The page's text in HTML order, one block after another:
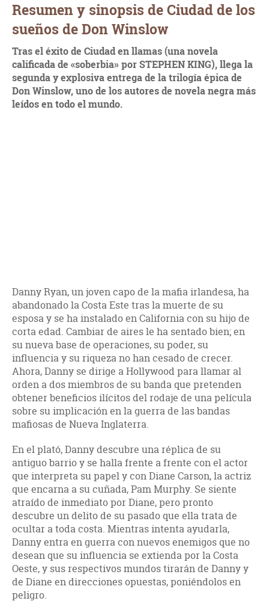
Resumen y sinopsis de Ciudad de los
sueños de Don Winslow
Tras el éxito de Ciudad en llamas (una novela
calificada de «soberbia» por STEPHEN KING), llega la
segunda y explosiva entrega de la trilogía épica de
Don Winslow, uno de los autores de novela negra más
leídos en todo el mundo.
Danny Ryan, un joven capo de la mafia irlandesa, ha
abandonado la Costa Este tras la muerte de su
esposa y se ha instalado en California con su hijo de
corta edad. Cambiar de aires le ha sentado bien; en
su nueva base de operaciones, su poder, su
influencia y su riqueza no han cesado de crecer.
Ahora, Danny se dirige a Hollywood para llamar al
orden a dos miembros de su banda que pretenden
obtener beneficios ilícitos del rodaje de una película
sobre su implicación en la guerra de las bandas
mafiosas de Nueva Inglaterra.
En el plató, Danny descubre una réplica de su
antiguo barrio y se halla frente a frente con el actor
que interpreta su papel y con Diane Carson, la actriz
que encarna a su cuñada, Pam Murphy. Se siente
atraído de inmediato por Diane, pero pronto
descubre un delito de su pasado que ella trata de
ocultar a toda costa. Mientras intenta ayudarla,
Danny entra en guerra con nuevos enemigos que no
desean que su influencia se extienda por la Costa
Oeste, y sus respectivos mundos tirarán de Danny y
de Diane en direcciones opuestas, poniéndolos en
peligro.